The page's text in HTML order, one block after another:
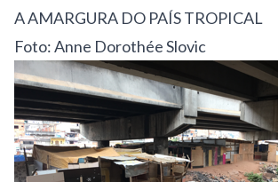
A AMARGURA DO PAÍS TROPICAL
Foto: Anne Dorothée Slovic